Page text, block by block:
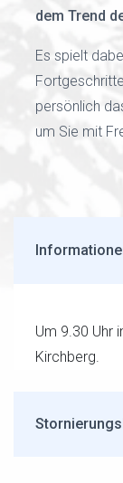
dem Trend
Es spielt
persönlich
um Sie mit
Um 9.30 Uhr
Kirchberg.